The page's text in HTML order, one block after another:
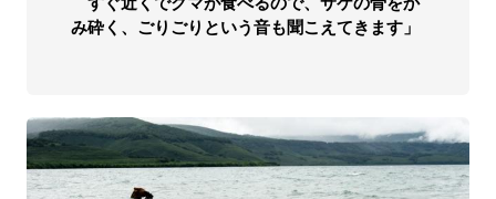
み砕く、ごりごりという音も聞こえてきます」